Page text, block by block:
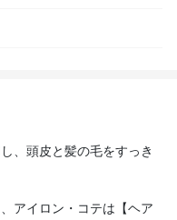
、頭皮と髪の毛をすっき
アイロン・コテは【ヘア